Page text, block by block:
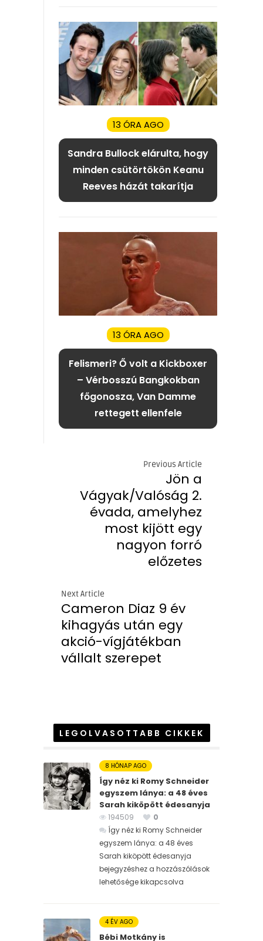
13 ÓRA AGO
Sandra Bullock elárulta, hogy
minden csütörtökön Keanu
Reeves házát takarítja
13 ÓRA AGO
Felismeri? Ő volt a Kickboxer
– Vérbosszú Bangkokban
főgonosza, Van Damme
rettegett ellenfele
Previous Article
Jön a
Vágyak/Valóság 2.
évada, amelyhez
most kijött egy
nagyon forró
előzetes
Next Article
Cameron Diaz 9 év
kihagyás után egy
akció-vígjátékban
vállalt szerepet
LEGOLVASOTTABB CIKKEK
8 HÓNAP AGO
Így néz ki Romy Schneider
egyszem lánya: a 48 éves
Sarah kiköpött édesanyja
194509
0
Így néz ki Romy Schneider
egyszem lánya: a 48 éves
Sarah kiköpött édesanyja
bejegyzéshez a hozzászólások
lehetősége kikapcsolva
4 ÉV AGO
Bébi Motkány is